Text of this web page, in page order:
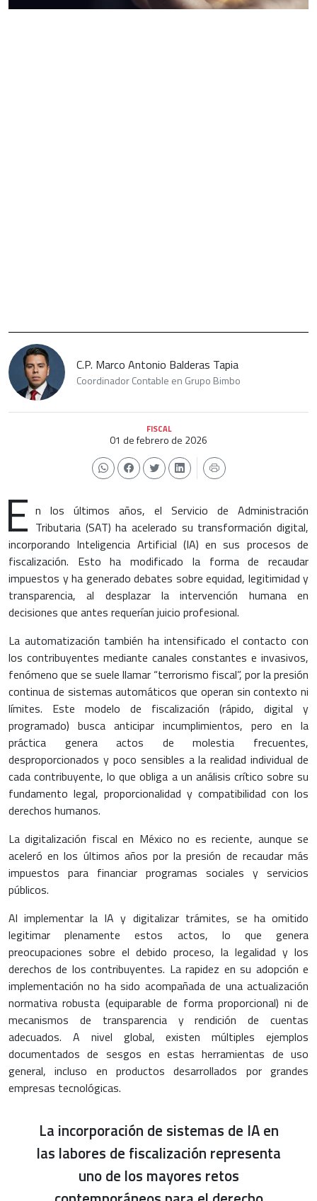
C.P. Marco Antonio Balderas Tapia
Coordinador Contable en Grupo Bimbo
FISCAL
01 de febrero de 2026
E n los últimos años, el Servicio de Administración
Tributaria (SAT) ha acelerado su transformación digital,
incorporando Inteligencia Artificial (IA) en sus procesos de
fiscalización. Esto ha modificado la forma de recaudar
impuestos y ha generado debates sobre equidad, legitimidad y
transparencia, al desplazar la intervención humana en
decisiones que antes requerían juicio profesional.
La automatización también ha intensificado el contacto con
los contribuyentes mediante canales constantes e invasivos,
fenómeno que se suele llamar “terrorismo fiscal”, por la presión
continua de sistemas automáticos que operan sin contexto ni
límites. Este modelo de fiscalización (rápido, digital y
programado) busca anticipar incumplimientos, pero en la
práctica genera actos de molestia frecuentes,
desproporcionados y poco sensibles a la realidad individual de
cada contribuyente, lo que obliga a un análisis crítico sobre su
fundamento legal, proporcionalidad y compatibilidad con los
derechos humanos.
La digitalización fiscal en México no es reciente, aunque se
aceleró en los últimos años por la presión de recaudar más
impuestos para financiar programas sociales y servicios
públicos.
Al implementar la IA y digitalizar trámites, se ha omitido
legitimar plenamente estos actos, lo que genera
preocupaciones sobre el debido proceso, la legalidad y los
derechos de los contribuyentes. La rapidez en su adopción e
implementación no ha sido acompañada de una actualización
normativa robusta (equiparable de forma proporcional) ni de
mecanismos de transparencia y rendición de cuentas
adecuados. A nivel global, existen múltiples ejemplos
documentados de sesgos en estas herramientas de uso
general, incluso en productos desarrollados por grandes
empresas tecnológicas.
La incorporación de sistemas de IA en
las labores de fiscalización representa
uno de los mayores retos